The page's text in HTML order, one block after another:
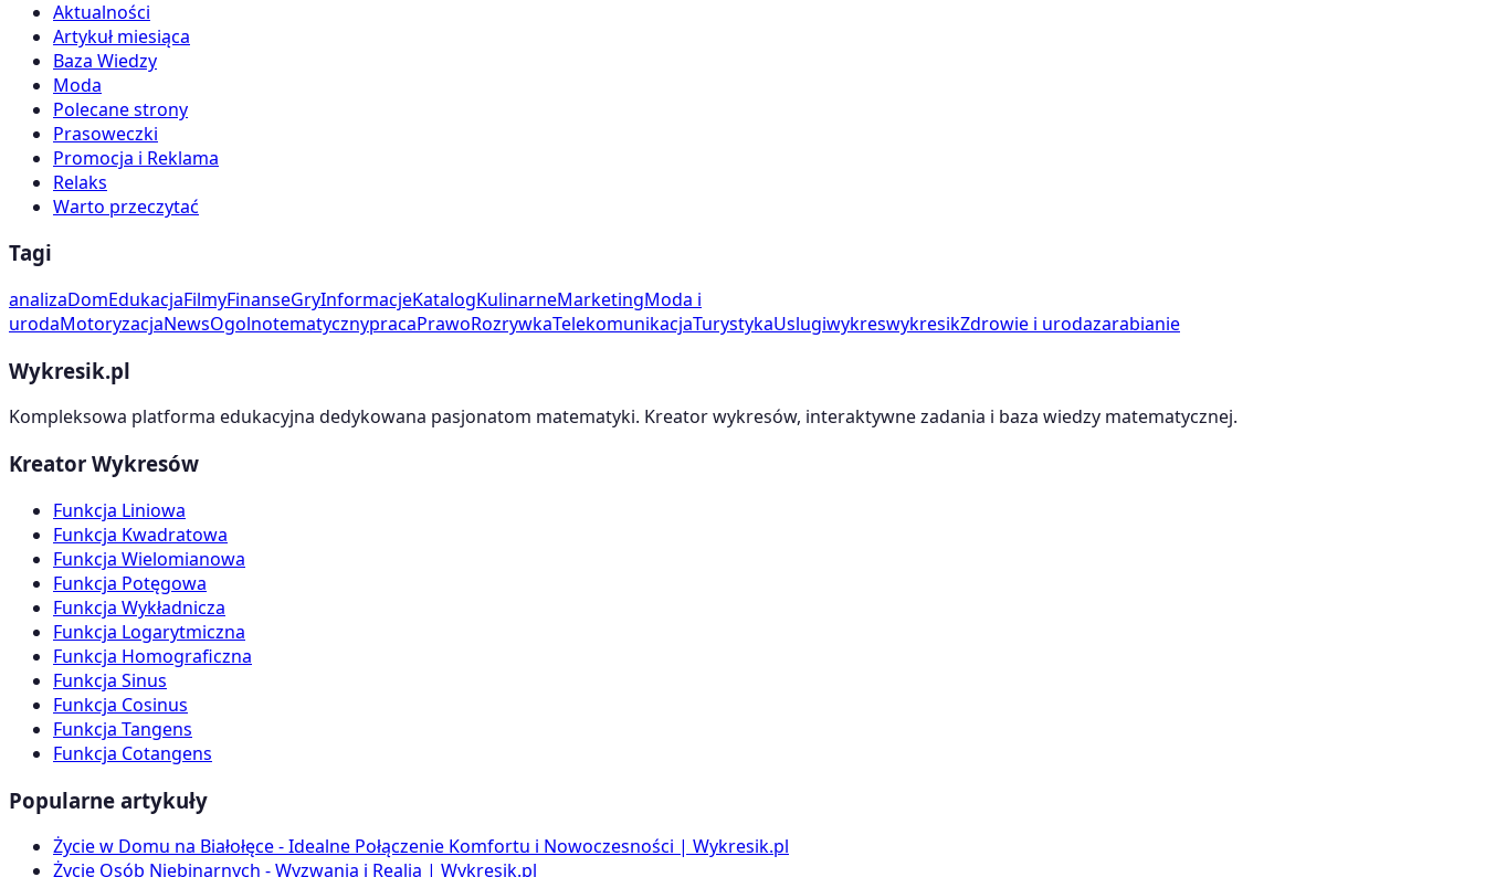
Aktualności
Artykuł miesiąca
Baza Wiedzy
Moda
Polecane strony
Prasoweczki
Promocja i Reklama
Relaks
Warto przeczytać
Tagi
analizaDomEdukacjaFilmyFinanseGryInformacjeKatalogKulinarneMarketingModa i
urodaMotoryzacjaNewsOgolnotematycznypracaPrawoRozrywkaTelekomunikacjaTurystykaUslugiwykreswykresikZdrowie i urodazarabianie
Wykresik.pl
Kompleksowa platforma edukacyjna dedykowana pasjonatom matematyki. Kreator wykresów, interaktywne zadania i baza wiedzy matematycznej.
Kreator Wykresów
Funkcja Liniowa
Funkcja Kwadratowa
Funkcja Wielomianowa
Funkcja Potęgowa
Funkcja Wykładnicza
Funkcja Logarytmiczna
Funkcja Homograficzna
Funkcja Sinus
Funkcja Cosinus
Funkcja Tangens
Funkcja Cotangens
Popularne artykuły
Życie w Domu na Białołęce - Idealne Połączenie Komfortu i Nowoczesności | Wykresik.pl
Życie Osób Niebinarnych - Wyzwania i Realia | Wykresik.pl